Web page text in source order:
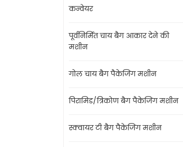
कन्वेयर
पूर्वनिर्मित चाय बैग आकार देने की
मशीन
गोल चाय बैग पैकेजिंग मशीन
पिरामिड/त्रिकोण बैग पैकेजिंग मशीन
स्क्वायर टी बैग पैकेजिंग मशीन